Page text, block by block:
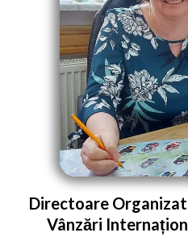
Directoare
Vânzări